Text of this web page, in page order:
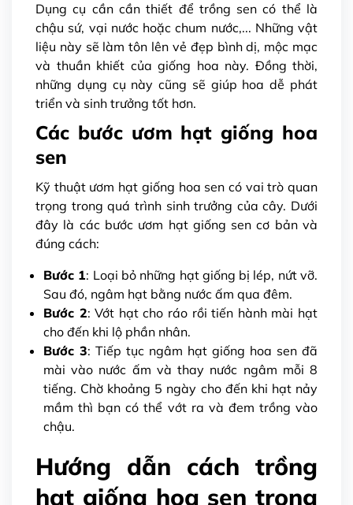
Dụng cụ cần cần thiết để trồng sen có thể là
chậu sứ, vại nước hoặc chum nước,... Những vật
liệu này sẽ làm tôn lên vẻ đẹp bình dị, mộc mạc
và thuần khiết của giống hoa này. Đồng thời,
những dụng cụ này cũng sẽ giúp hoa dễ phát
triển và sinh trưởng tốt hơn.
Các bước ươm hạt giống hoa
sen
Kỹ thuật ươm hạt giống hoa sen có vai trò quan
trọng trong quá trình sinh trưởng của cây. Dưới
đây là các bước ươm hạt giống sen cơ bản và
đúng cách:
Bước 1: Loại bỏ những hạt giống bị lép, nứt vỡ.
Sau đó, ngâm hạt bằng nước ấm qua đêm.
Bước 2: Vớt hạt cho ráo rồi tiến hành mài hạt
cho đến khi lộ phần nhân.
Bước 3: Tiếp tục ngâm hạt giống hoa sen đã
mài vào nước ấm và thay nước ngâm mỗi 8
tiếng. Chờ khoảng 5 ngày cho đến khi hạt nảy
mầm thì bạn có thể vớt ra và đem trồng vào
chậu.
Hướng dẫn cách trồng
hạt giống hoa sen trong